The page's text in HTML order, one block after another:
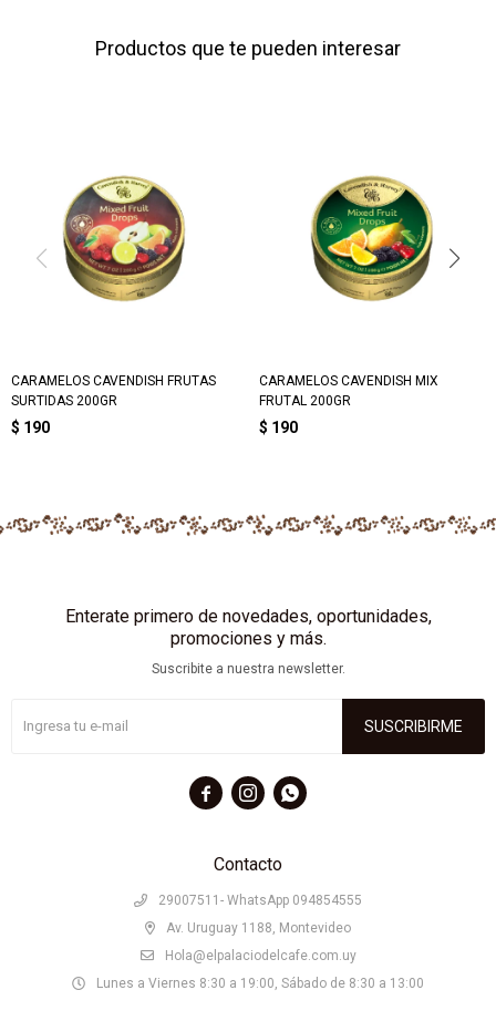
Productos que te pueden interesar
CARAMELOS CAVENDISH FRUTAS
SURTIDAS 200GR
$ 190
CARAMELOS CAVENDISH MIX
FRUTAL 200GR
$ 190
Contacto
29007511- WhatsApp 094854555
Av. Uruguay 1188, Montevideo
Hola@elpalaciodelcafe.com.uy
Lunes a Viernes 8:30 a 19:00, Sábado de 8:30 a 13:00
Enterate primero de novedades, oportunidades,
promociones y más.
Suscribite a nuestra newsletter.
SUSCRIBIRME
  